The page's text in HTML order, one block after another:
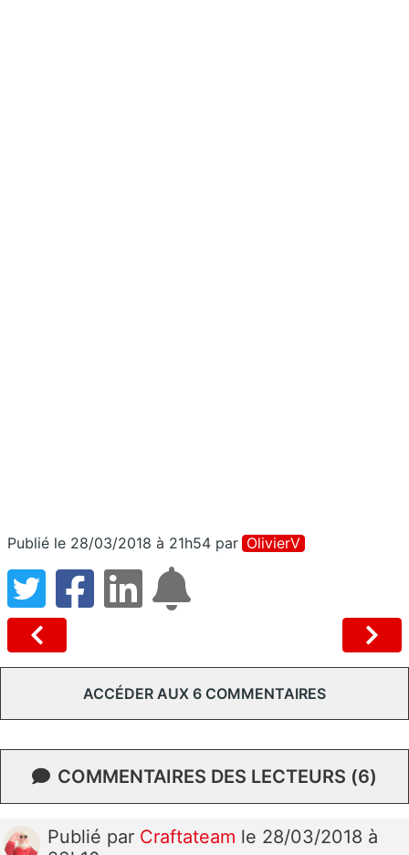
Publié le 28/03/2018 à 21h54 par OlivierV
ACCÉDER AUX 6 COMMENTAIRES
COMMENTAIRES DES LECTEURS (6)
Publié par Craftateam le 28/03/2018 à